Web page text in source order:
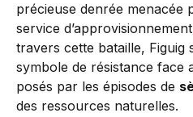
précieuse denrée menacée
service
travers cette bataille, Figuig
symbole de résistance face
posés par les épisodes de
des ressources naturelles.